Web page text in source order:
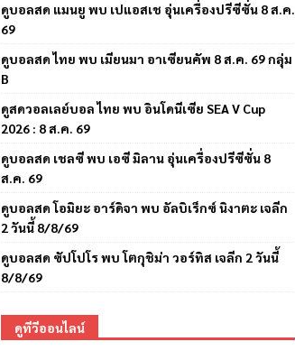
ดูบอลสด แมนยู พบ เปแอสเช อุ่นเครื่องปรีซีซั่น 8 ส.ค.
69
ดูบอลสด ไทย พบ เมียนมา อาเซียนคัพ 8 ส.ค. 69 กลุ่ม
B
ดูสดวอลเลย์บอล ไทย พบ อินโดนีเซีย SEA V Cup
2026 : 8 ส.ค. 69
ดูบอลสด เชลซี พบ เอซี มิลาน อุ่นเครื่องปรีซีซั่น 8
ส.ค. 69
ดูบอลสด โอมิยะ อาร์ดิจา พบ อัลบิเร็กซ์ นิงาตะ เจลีก
2 วันนี้ 8/8/69
ดูบอลสด ซัปโปโร พบ โตกุชิม่า วอร์ทิส เจลีก 2 วันนี้
8/8/69
ดูทีวีออนไลน์